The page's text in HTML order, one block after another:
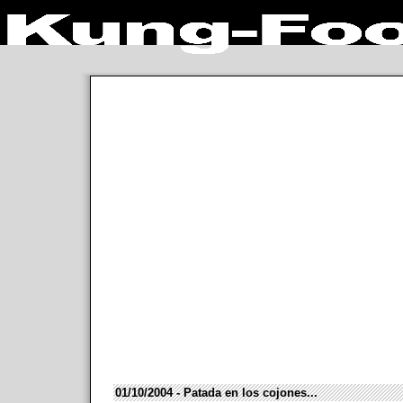
01/10/2004 - Patada en los cojones...